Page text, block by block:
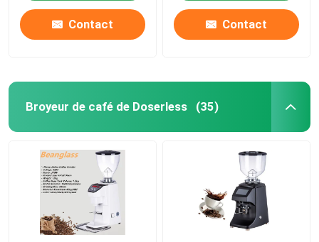
Contact Contact
Broyeur de café de Doserless (35)